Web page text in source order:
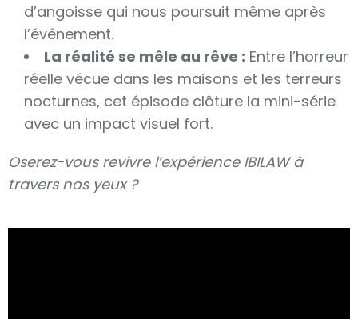
d’angoisse qui nous poursuit même après
l’événement.
La réalité se mêle au rêve : Entre l’horreur
réelle vécue dans les maisons et les terreurs
nocturnes, cet épisode clôture la mini-série
avec un impact visuel fort.
Oserez-vous revivre l’expérience IBILAW à
travers nos yeux ?